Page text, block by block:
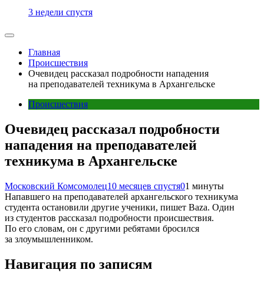
3 недели спустя
Главная
Происшествия
Очевидец рассказал подробности нападения
на преподавателей техникума в Архангельске
Происшествия
Очевидец рассказал подробности
нападения на преподавателей
техникума в Архангельске
Московский Комсомолец10 месяцев спустя01 минуты
Напавшего на преподавателей архангельского техникума
студента остановили другие ученики, пишет Baza. Один
из студентов рассказал подробности происшествия.
По его словам, он с другими ребятами бросился
за злоумышленником.
Навигация по записям